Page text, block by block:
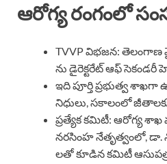
ఆరోగ్య రంగంలో
TVVP విభజన: తెలంగాణ
ను డైరెక్టరేట్ ఆఫ్ సెకండరీ
ఇది పూర్తి ప్రభుత్వ
నిధులు, సకాలంలో
ప్రత్యేక కమిటీ: ఆరోగ్య
నరసింహ నేతృత్వంలో, డా.
లతో కూడిన కమిటీ